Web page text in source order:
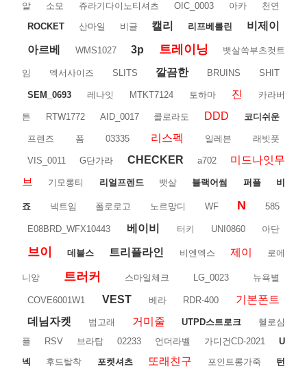
알
소모 쥬라기다이노티셔츠 OIC_0003 아카
천연
ROCKET
산마일 비글 캘리 리프베를린 비제이
아르베 WMS1027 3p 트레이닝 뱃살쏙부츠컷트
임 엑서사이즈 SLITS 깔끔한 BRUINS SHIT
SEM_0693 레나잇 MTKT7124 토하마 진 카라버
튼 RTW1772 AID_0017 콜로라도 DDD 코디쉬운
프렌즈 폼 03335 리스펙 일레븐 래빗풋
VIS_0011 G단가라 CHECKER a702
미드나잇무
브
기모롱티 리얼프렌드 뱃살 블랙어썸 퍼플 비
죠 넥트임 폴로로고 노르망디 WF N 585
E08BRD_WFX10443 베이비 터키 UNI0860 아단
브이 데블스 트리플라인 비엔엑스 제이 로에
니앙 트러커 스마일체크 LG_0023 뉴욕별
COVE6001W1 VEST 베라 RDR-400
기본폰트
데님자켓
범고래 거미줄 UTPD스트로크
헬로심
플
RSV 브라탑 02233 언더라벨 가디건CD-2021
U
넥
후드탈착 포켓셔츠 또래친구 포인트롱가죽
턴